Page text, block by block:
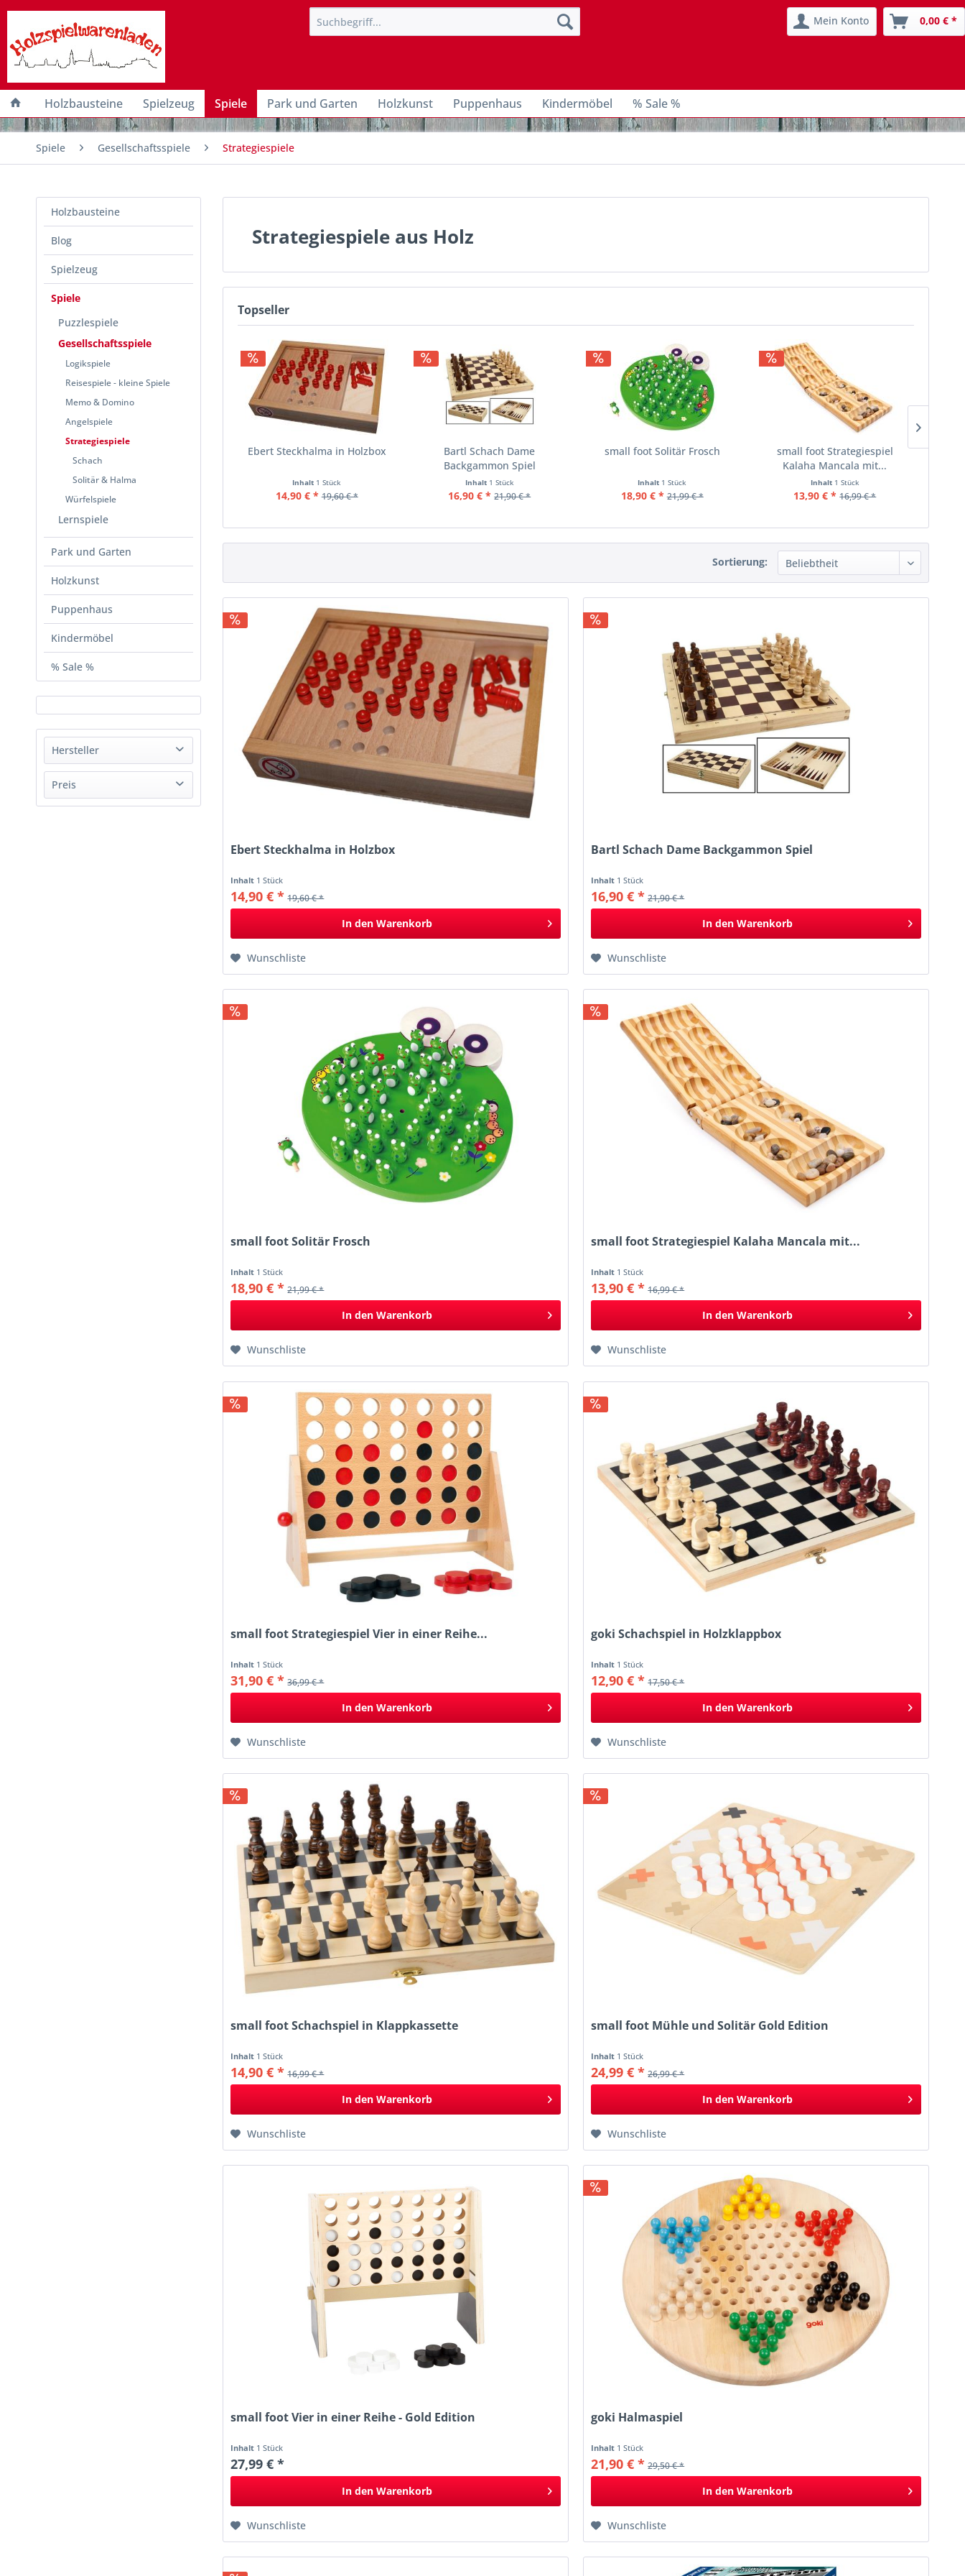
Mein Konto 0,00 € *
Holzbausteine Spielzeug Spiele Park und Garten Holzkunst Puppenhaus Kindermöbel % Sale %
Spiele Gesellschaftsspiele Strategiespiele
Holzbausteine
Blog
Spielzeug
Spiele
Puzzlespiele
Gesellschaftsspiele
Logikspiele
Reisespiele - kleine Spiele
Memo & Domino
Angelspiele
Strategiespiele
Schach
Solitär & Halma
Würfelspiele
Lernspiele
Park und Garten
Holzkunst
Puppenhaus
Kindermöbel
% Sale %
Hersteller
Bartl
Ebert
Preis
Strategiespiele aus Holz
Topseller
Ebert Steckhalma in Holzbox
Inhalt 1 Stück
14,90 € * 19,60 € *
Bartl Schach Dame
Backgammon Spiel
Inhalt 1 Stück
16,90 € * 21,90 € *
small foot Solitär Frosch
Inhalt 1 Stück
18,90 € * 21,99 € *
small foot Strategiespiel
Kalaha Mancala mit...
Inhalt 1 Stück
13,90 € * 16,99 € *
Sortierung:
Ebert Steckhalma in Holzbox
Inhalt 1 Stück
14,90 € * 19,60 € *
In den Warenkorb
Wunschliste
Bartl Schach Dame Backgammon Spiel
Inhalt 1 Stück
16,90 € * 21,90 € *
In den Warenkorb
Wunschliste
small foot Solitär Frosch
Inhalt 1 Stück
18,90 € * 21,99 € *
In den Warenkorb
Wunschliste
small foot Strategiespiel Kalaha Mancala mit...
Inhalt 1 Stück
13,90 € * 16,99 € *
In den Warenkorb
Wunschliste
small foot Strategiespiel Vier in einer Reihe...
Inhalt 1 Stück
31,90 € * 36,99 € *
In den Warenkorb
Wunschliste
goki Schachspiel in Holzklappbox
Inhalt 1 Stück
12,90 € * 17,50 € *
In den Warenkorb
Wunschliste
small foot Schachspiel in Klappkassette
Inhalt 1 Stück
14,90 € * 16,99 € *
In den Warenkorb
Wunschliste
small foot Mühle und Solitär Gold Edition
Inhalt 1 Stück
24,99 € * 26,99 € *
In den Warenkorb
Wunschliste
small foot Vier in einer Reihe - Gold Edition
Inhalt 1 Stück
27,99 € *
In den Warenkorb
Wunschliste
goki Halmaspiel
Inhalt 1 Stück
21,90 € * 29,50 € *
In den Warenkorb
Wunschliste